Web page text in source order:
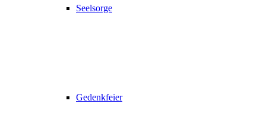
Seelsorge
Gedenkfeier